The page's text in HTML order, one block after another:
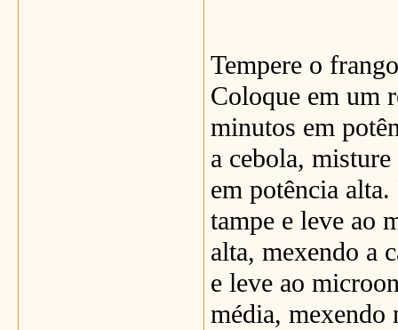
Tempere o
Coloque em um
minutos em
a cebola,
em potência
tampe e leve ao
alta, mexendo a
e leve ao
média, mexendo